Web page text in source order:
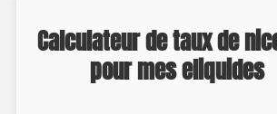
Calculateur de taux de
pour mes eliquides